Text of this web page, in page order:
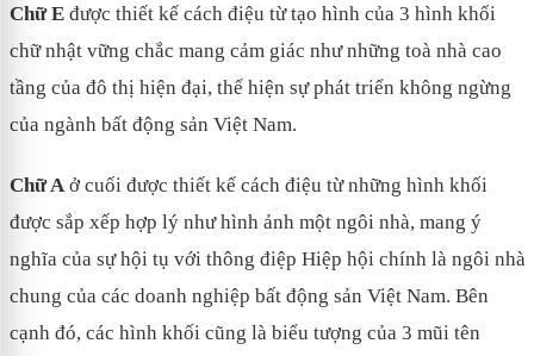
Chữ Eđược thiết kế cách điệu từ tạo hình của 3 hình khối
chữ nhật vững chắc mang cảm giác như những toà nhà cao
tầng của đô thị hiện đại, thể hiện sự phát triển không ngừng
của ngành bất động sản Việt Nam.
Chữ A ở cuối được thiết kế cách điệu từ những hình khối
được sắp xếp hợp lý như hình ảnh một ngôi nhà, mang ý
nghĩa của sự hội tụ với thông điệp Hiệp hội chính là ngôi nhà
chung của các doanh nghiệp bất động sản Việt Nam. Bên
cạnh đó, các hình khối cũng là biểu tượng của 3 mũi tên